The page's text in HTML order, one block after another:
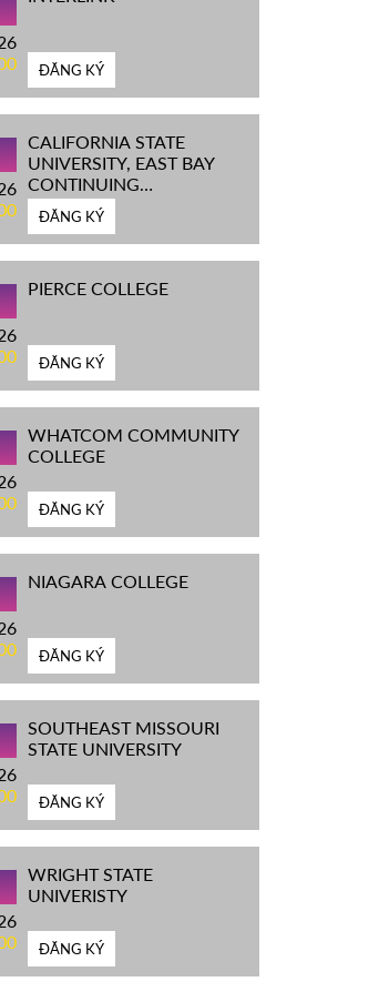
ĐĂNG KÝ
CALIFORNIA STATE
UNIVERSITY, EAST BAY
CONTINUING
EDUCATION
ĐĂNG KÝ
PIERCE COLLEGE
ĐĂNG KÝ
WHATCOM COMMUNITY
COLLEGE
ĐĂNG KÝ
NIAGARA COLLEGE
ĐĂNG KÝ
SOUTHEAST MISSOURI
STATE UNIVERSITY
ĐĂNG KÝ
WRIGHT STATE
UNIVERISTY
ĐĂNG KÝ